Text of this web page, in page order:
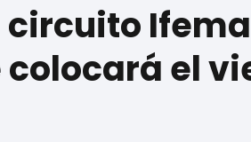
Ifema
el